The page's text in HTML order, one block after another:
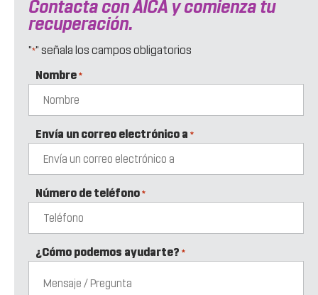
Contacta con AICA y comienza tu
recuperación.
"*" señala los campos obligatorios
Nombre *
Envía un correo electrónico a *
Número de teléfono *
¿Cómo podemos ayudarte? *